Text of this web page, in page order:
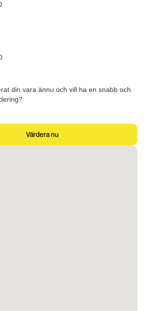
din vara ännu och vill ha en snabb och
Värdera nu